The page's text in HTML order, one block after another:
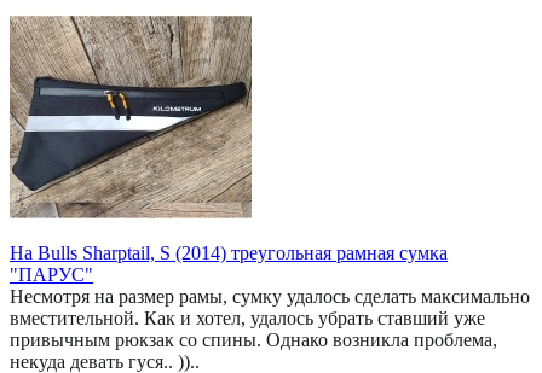
На Bulls Sharptail, S (2014) треугольная рамная сумка
"ПАРУС"
Несмотря на размер рамы, сумку удалось сделать максимально
вместительной. Как и хотел, удалось убрать ставший уже
привычным рюкзак со спины. Однако возникла проблема,
некуда девать гуся.. ))..